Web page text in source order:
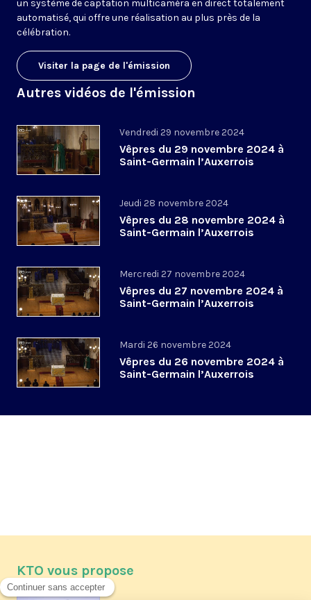
un système de captation multicaméra en direct totalement
automatisé, qui offre une réalisation au plus près de la
célébration.
Visiter la page de l'émission
Autres vidéos de l'émission
Vendredi 29 novembre 2024
Vêpres du 29 novembre 2024 à
Saint-Germain l’Auxerrois
Jeudi 28 novembre 2024
Vêpres du 28 novembre 2024 à
Saint-Germain l’Auxerrois
Mercredi 27 novembre 2024
Vêpres du 27 novembre 2024 à
Saint-Germain l’Auxerrois
Mardi 26 novembre 2024
Vêpres du 26 novembre 2024 à
Saint-Germain l’Auxerrois
KTO vous propose